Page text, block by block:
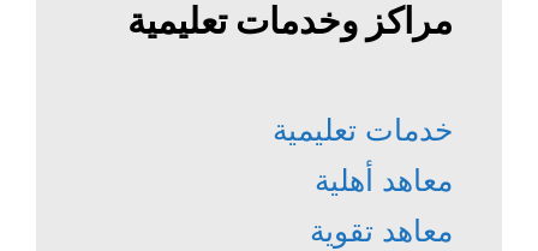
مراكز وخدمات تعليمية
خدمات تعليمية
معاهد أهلية
معاهد تقوية